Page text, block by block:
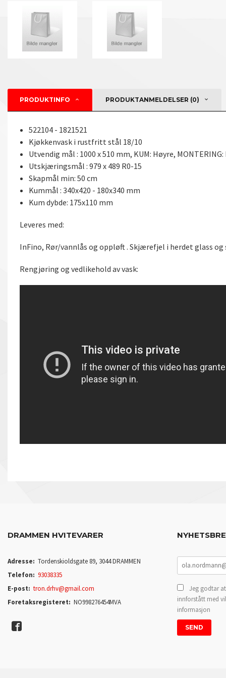
PRODUKTINFO PRODUKTANMELDELSER (0)
522104 - 1821521
Kjøkkenvask i rustfritt stål 18/10
Utvendig mål : 1000 x 510 mm, KUM: Høyre,
Utskjæringsmål : 979 x 489 R0-15
Skapmål min: 50 cm
Kummål : 340x420 - 180x340 mm
Kum dybde: 175x110 mm
Leveres med:
InFino, Rør/vannlås og oppløft . Skjærefjel i herdet glass
Rengjøring og vedlikehold av vask:
DRAMMEN HVITEVARER
Adresse: Tordenskioldsgate 89, 3044 DRAMMEN
Telefon: 93038335
E-post: tron.drhv@gmail.com
Foretaksregisteret: NO998276454MVA
Jeg godtar
innforstått med
informasjon